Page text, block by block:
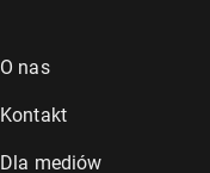
O nas
Kontakt
Dla mediów